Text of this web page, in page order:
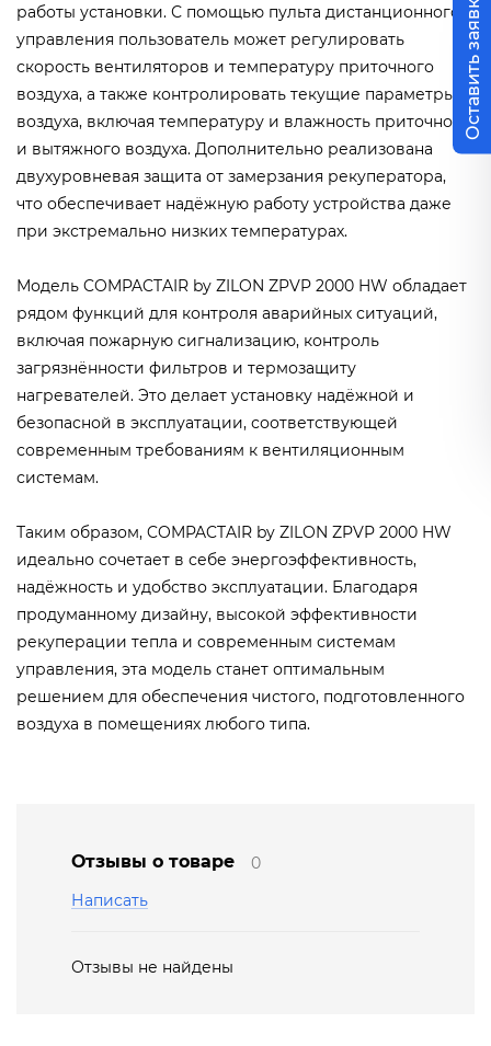
работы установки. С помощью пульта дистанционного
управления пользователь может регулировать
скорость вентиляторов и температуру приточного
воздуха, а также контролировать текущие параметры
воздуха, включая температуру и влажность приточного
и вытяжного воздуха. Дополнительно реализована
двухуровневая защита от замерзания рекуператора,
что обеспечивает надёжную работу устройства даже
при экстремально низких температурах.
Модель COMPACTAIR by ZILON ZPVP 2000 HW обладает
рядом функций для контроля аварийных ситуаций,
включая пожарную сигнализацию, контроль
загрязнённости фильтров и термозащиту
нагревателей. Это делает установку надёжной и
безопасной в эксплуатации, соответствующей
современным требованиям к вентиляционным
системам.
Таким образом, COMPACTAIR by ZILON ZPVP 2000 HW
идеально сочетает в себе энергоэффективность,
надёжность и удобство эксплуатации. Благодаря
продуманному дизайну, высокой эффективности
рекуперации тепла и современным системам
управления, эта модель станет оптимальным
решением для обеспечения чистого, подготовленного
воздуха в помещениях любого типа.
Отзывы о товаре
0
Написать
Отзывы не найдены
Оставить заявку